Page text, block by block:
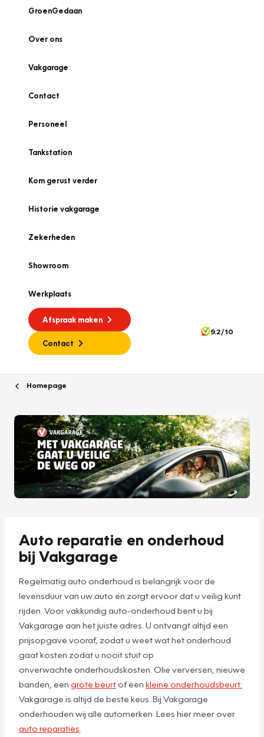
GroenGedaan
Over ons
Vakgarage
Contact
Personeel
Tankstation
Kom gerust verder
Historie vakgarage
Zekerheden
Showroom
Werkplaats
Afspraak maken
Contact
9.2/10
Homepage
Auto reparatie en onderhoud
bij Vakgarage
Regelmatig auto onderhoud is belangrijk voor de
levensduur van uw auto en zorgt ervoor dat u veilig kunt
rijden. Voor vakkundig auto-onderhoud bent u bij
Vakgarage aan het juiste adres. U ontvangt altijd een
prijsopgave vooraf, zodat u weet wat het onderhoud
gaat kosten zodat u nooit stuit op
onverwachte onderhoudskosten. Olie verversen, nieuwe
banden, een grote beurtof een kleine onderhoudsbeurt:
Vakgarage is altijd de beste keus. Bij Vakgarage
onderhouden wij alle automerken. Lees hier meer over
auto reparaties